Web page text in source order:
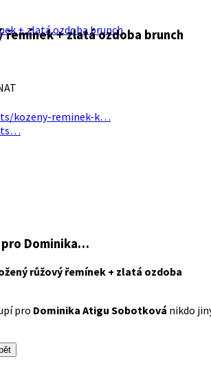
řemínek + zlatá ozdoba brunch
kozeny-reminek-k…
pro Dominika…
růžový řemínek + zlatá ozdoba
pro Dominika Atigu Sobotková nikdo